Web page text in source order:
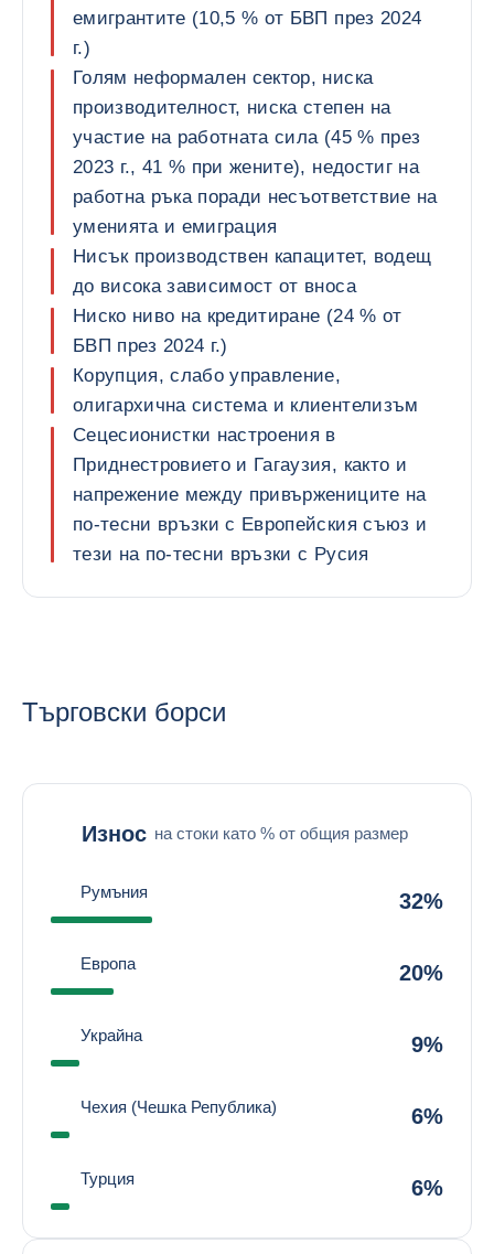
емигрантите (10,5 % от БВП през 2024
г.)
Голям неформален сектор, ниска
производителност, ниска степен на
участие на работната сила (45 % през
2023 г., 41 % при жените), недостиг на
работна ръка поради несъответствие на
уменията и емиграция
Нисък производствен капацитет, водещ
до висока зависимост от вноса
Ниско ниво на кредитиране (24 % от
БВП през 2024 г.)
Корупция, слабо управление,
олигархична система и клиентелизъм
Сецесионистки настроения в
Приднестровието и Гагаузия, както и
напрежение между привържениците на
по-тесни връзки с Европейския съюз и
тези на по-тесни връзки с Русия
Търговски борси
Износ на стоки като % от общия размер
Румъния 32%
Европа 20%
Украйна 9%
Чехия (Чешка Република) 6%
Турция 6%